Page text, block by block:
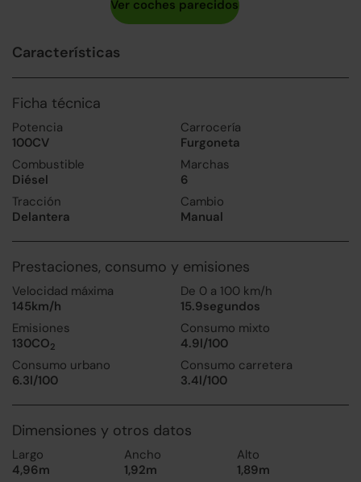
Características
Ficha técnica
Potencia
100CV
Carrocería
Furgoneta
Combustible
Diésel
Marchas
6
Tracción
Delantera
Cambio
Manual
Prestaciones, consumo y emisiones
Velocidad máxima
145km/h
De 0 a 100 km/h
15.9segundos
Emisiones
130CO2
Consumo mixto
4.9l/100
Consumo urbano
6.3l/100
Consumo carretera
3.4l/100
Dimensiones y otros datos
Largo
4,96m
Ancho
1,92m
Alto
1,89m